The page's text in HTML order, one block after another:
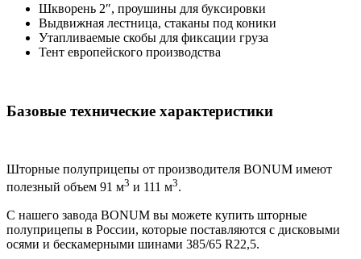
Шкворень 2″, проушины для буксировки
Выдвижная лестница, стаканы под коники
Утапливаемые скобы для фиксации груза
Тент европейского производства
Базовые технические характеристики
Шторные полуприцепы от производителя BONUM имеют
полезный объем 91 м3 и 111 м3.
С нашего завода BONUM вы можете купить шторные
полуприцепы в России, которые поставляются с дисковыми
осями и бескамерными шинами 385/65 R22,5.